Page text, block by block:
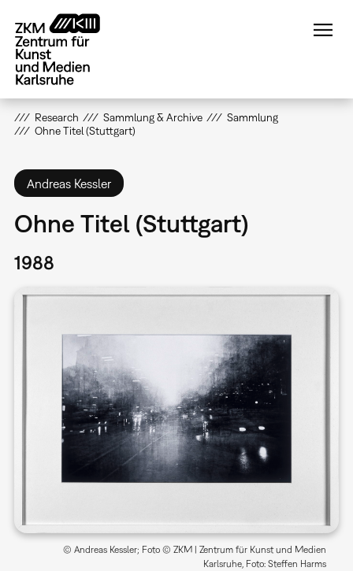
zum
Inhalt
Research Sammlung & Archive
Sammlung
Ohne Titel (Stuttgart)
Andreas Kessler
Ohne Titel (Stuttgart)
1988
© Andreas Kessler; Foto © ZKM | Zentrum für Kunst und Medien
Karlsruhe, Foto: Steffen Harms